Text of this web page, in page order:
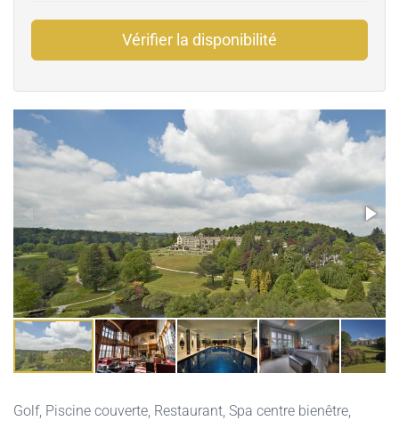
Vérifier la disponibilité
Golf, Piscine couverte, Restaurant, Spa centre bienêtre,